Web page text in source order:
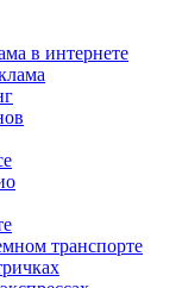
в интернете
транспорте